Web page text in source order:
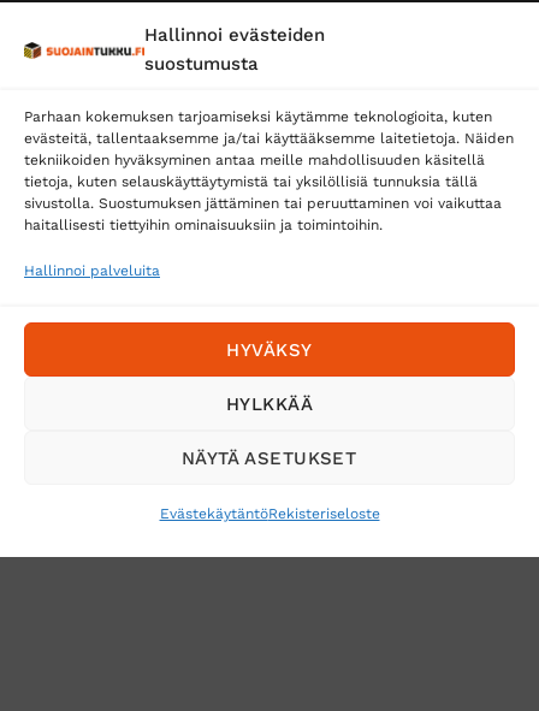
Hallinnoi evästeiden
suostumusta
Parhaan kokemuksen tarjoamiseksi käytämme teknologioita, kuten
evästeitä, tallentaaksemme ja/tai käyttääksemme laitetietoja. Näiden
tekniikoiden hyväksyminen antaa meille mahdollisuuden käsitellä
tietoja, kuten selauskäyttäytymistä tai yksilöllisiä tunnuksia tällä
sivustolla. Suostumuksen jättäminen tai peruuttaminen voi vaikuttaa
haitallisesti tiettyihin ominaisuuksiin ja toimintoihin.
Hallinnoi palveluita
HYVÄKSY
HYLKKÄÄ
NÄYTÄ ASETUKSET
EvästekäytäntöRekisteriseloste
Toimitustavat
Posti
Matkahuolto
Tilaa uutiskirje ja saat erikoisalennuksia